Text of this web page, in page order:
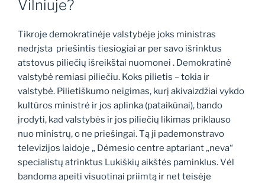
Vilniuje?
Tikroje demokratinėje valstybėje joks ministras
nedrįsta priešintis tiesiogiai ar per savo išrinktus
atstovus piliečių išreikštai nuomonei . Demokratinė
valstybė remiasi piliečiu. Koks pilietis – tokia ir
valstybė. Pilietiškumo neigimas, kurį akivaizdžiai vykdo
kultūros ministrė ir jos aplinka (pataikūnai), bando
įrodyti, kad valstybės ir jos piliečių likimas priklauso
nuo ministrų, o ne priešingai. Tą ji pademonstravo
televizijos laidoje „ Dėmesio centre aptariant „neva“
specialistų atrinktus Lukiškių aikštės paminklus. Vėl
bandoma apeiti visuotinai priimtą ir net teisėje